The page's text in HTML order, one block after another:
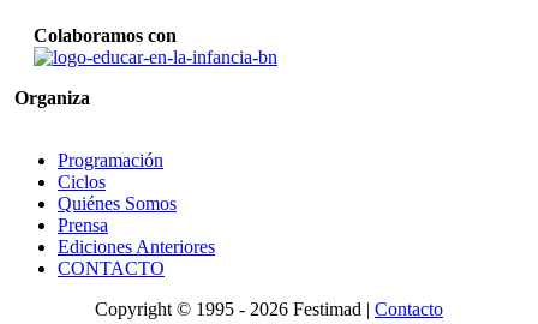
Colaboramos con
Organiza
Programación
Ciclos
Quiénes Somos
Prensa
Ediciones Anteriores
CONTACTO
Copyright © 1995 - 2026 Festimad | Contacto